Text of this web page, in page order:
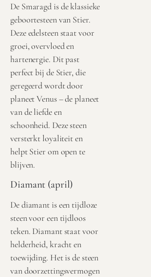
De Smaragd is de klassieke
geboortesteen van Stier.
Deze edelsteen staat voor
groei, overvloed en
hartenergie. Dit past
perfect bij de Stier, die
geregeerd wordt door
planeet Venus – de planeet
van de liefde en
schoonheid. Deze steen
versterkt loyaliteit en
helpt Stier om open te
blijven.
Diamant (april)
De diamant is een tijdloze
steen voor een tijdloos
teken. Diamant staat voor
helderheid, kracht en
toewijding. Het is de steen
van doorzettingsvermogen